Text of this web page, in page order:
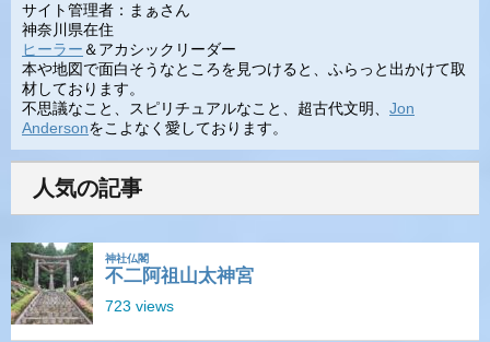
サイト管理者：まぁさん
神奈川県在住
ヒーラー ＆アカシックリーダー
本や地図で面白そうなところを見つけると、ふらっと出かけて取
材しております。
不思議なこと、スピリチュアルなこと、超古代文明、 Jon
Andersonをこよなく愛しております。
人気の記事